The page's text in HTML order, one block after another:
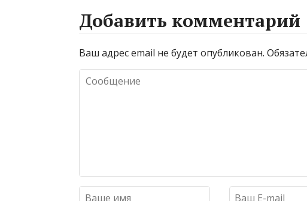
Добавить комментарий
Ваш адрес email не будет опубликован.